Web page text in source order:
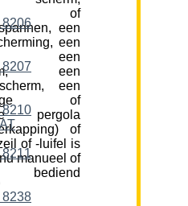
of
een
een
een
een
een
of
pergola
of
of -luifel is
manueel of
bediend